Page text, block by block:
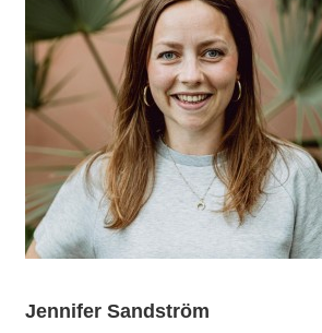
Jennifer Sandström